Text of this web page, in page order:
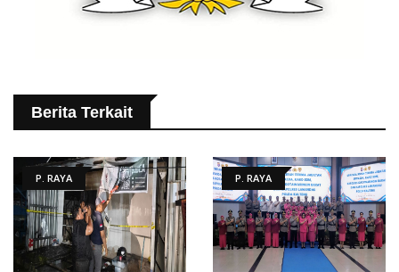
Berita Terkait
P. RAYA P. RAYA